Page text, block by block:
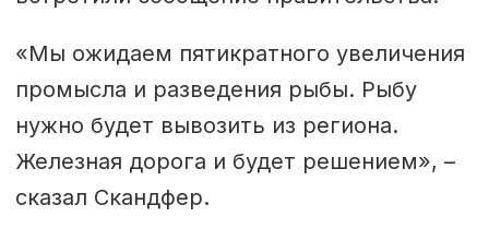
«Мы ожидаем пятикратного увеличения
промысла и разведения рыбы. Рыбу
нужно будет вывозить из региона.
Железная дорога и будет решением», –
сказал Скандфер.